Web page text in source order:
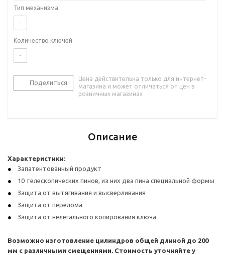
Тип механизма
-
Количество ключей
-
Поделиться
Цена действительна только для интернет-
магазина и может отличаться от цен в
розничных магазинах
Описание
Характеристики:
Запатентованный продукт
10 телескопических пинов, из них два пина специальной формы
Защита от вытягивания и высверливания
Защита от перелома
Защита от нелегального копирования ключа
Возможно изготовление цилиндров общей длиной до 200
мм с различными смещениями. Стоимость уточняйте у